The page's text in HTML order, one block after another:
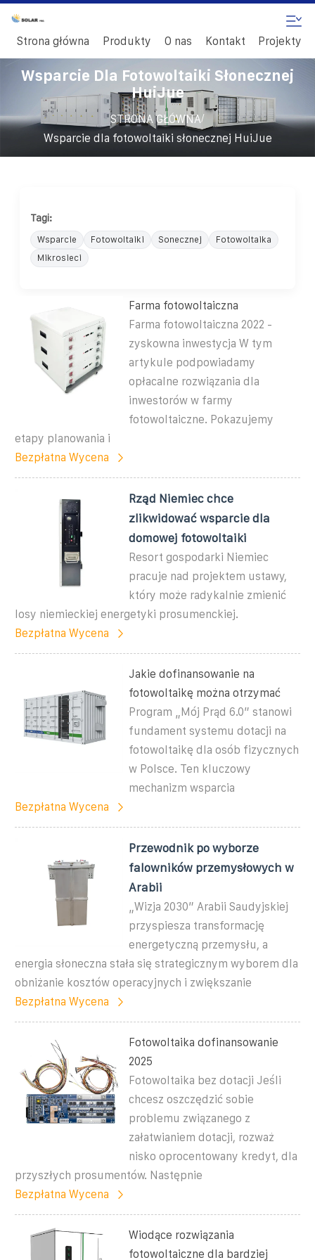
Strona główna Produkty O nas Kontakt Projekty
Wsparcie Dla Fotowoltaiki Słonecznej
HuiJue
STRONA GŁÓWNA/
Wsparcie dla fotowoltaiki słonecznej HuiJue
Tagi:
Wsparcie Fotowoltaiki Sonecznej
Fotowoltaika
Mikrosieci
Farma fotowoltaiczna
Farma fotowoltaiczna 2022 -
zyskowna inwestycja W tym
artykule podpowiadamy
opłacalne rozwiązania dla
inwestorów w farmy
fotowoltaiczne. Pokazujemy
etapy planowania i
Bezpłatna Wycena
Rząd Niemiec chce
zlikwidować wsparcie dla
domowej fotowoltaiki
Resort gospodarki Niemiec
pracuje nad projektem ustawy,
który może radykalnie zmienić
losy niemieckiej energetyki prosumenckiej.
Bezpłatna Wycena
Jakie dofinansowanie na
fotowoltaikę można otrzymać
Program „Mój Prąd 6.0” stanowi
fundament systemu dotacji na
fotowoltaikę dla osób fizycznych
w Polsce. Ten kluczowy
mechanizm wsparcia
Bezpłatna Wycena
Przewodnik po wyborze
falowników przemysłowych w
Arabii
„Wizja 2030” Arabii Saudyjskiej
przyspiesza transformację
energetyczną przemysłu, a
energia słoneczna stała się strategicznym wyborem dla
obniżanie kosztów operacyjnych i zwiększanie
Bezpłatna Wycena
Fotowoltaika dofinansowanie
2025
Fotowoltaika bez dotacji Jeśli
chcesz oszczędzić sobie
problemu związanego z
załatwianiem dotacji, rozważ
nisko oprocentowany kredyt, dla
przyszłych prosumentów. Następnie
Bezpłatna Wycena
Wiodące rozwiązania
fotowoltaiczne dla bardziej